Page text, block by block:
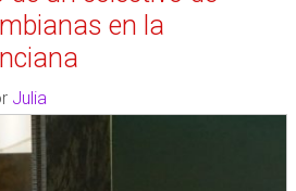
en la
Julia